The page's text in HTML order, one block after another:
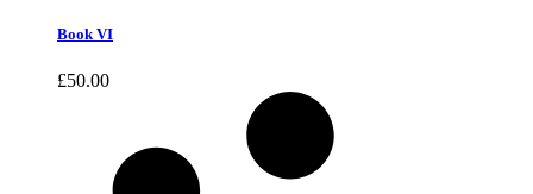
Book VI
£50.00